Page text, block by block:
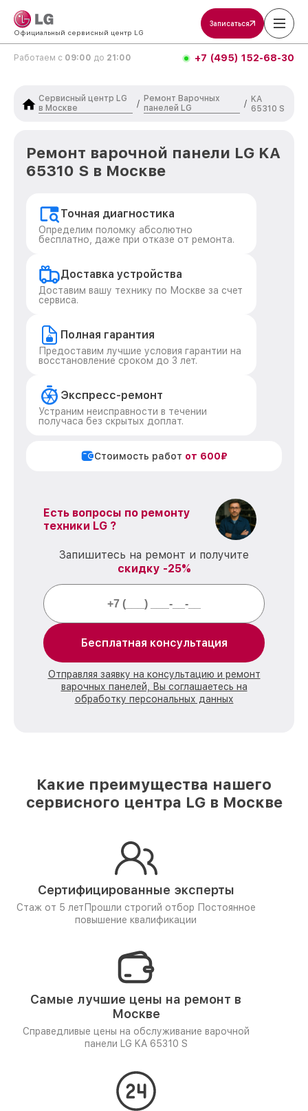
Официальный сервисный центр LG
Записаться
Работаем с 09:00 до 21:00 +7 (495) 152-68-30
Сервисный центр LG
в Москве
/
Ремонт Варочных
панелей LG
/ KA
65310 S
Ремонт варочной панели LG KA
65310 S в Москве
Точная диагностика
Определим поломку абсолютно
бесплатно, даже при отказе от ремонта.
Доставка устройства
Доставим вашу технику по Москве за счет
сервиса.
Полная гарантия
Предоставим лучшие условия гарантии на
восстановление сроком до 3 лет.
Экспресс-ремонт
Устраним неисправности в течении
получаса без скрытых доплат.
Стоимость работ от 600₽
Есть вопросы по ремонту
техники LG ?
Запишитесь на ремонт и получите
скидку -25%
Бесплатная консультация
Отправляя заявку на консультацию и ремонт
варочных панелей, Вы соглашаетесь на
обработку персональных данных
Какие преимущества нашего
сервисного центра LG в Москве
Сертифицированные эксперты
Стаж от 5 лет Прошли строгий отбор Постоянное
повышение квалификации
Самые лучшие цены на ремонт в
Москве
Справедливые цены на обслуживание варочной
панели LG KA 65310 S